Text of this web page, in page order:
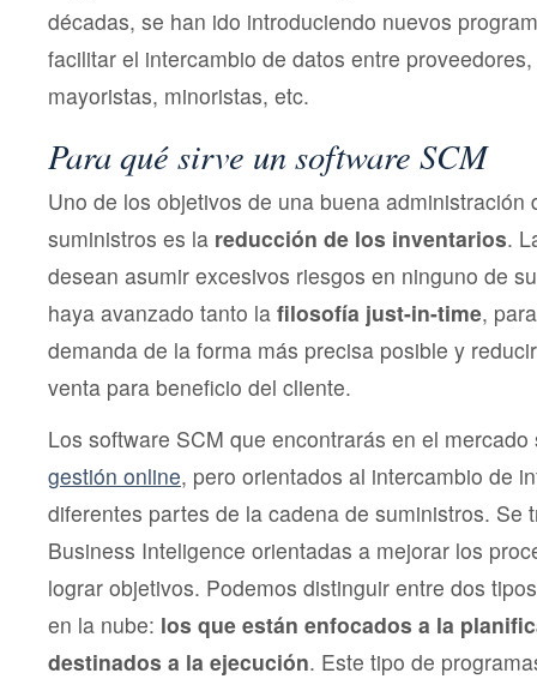
décadas, se han ido introduciendo nuevos
facilitar el intercambio de datos entre
mayoristas, minoristas, etc.
Para qué sirve un software SCM
Uno de los objetivos de una buena administración
suministros es la reducción de los inventarios.
desean asumir excesivos riesgos en ninguno de
haya avanzado tanto la filosofía just-in-time,
demanda de la forma más precisa posible y
venta para beneficio del cliente.
Los software SCM que encontrarás en el
gestión online, pero orientados al intercambio de
diferentes partes de la cadena de suministros. Se
Business Inteligence orientadas a mejorar los
lograr objetivos. Podemos distinguir entre dos
en la nube: los que están enfocados a la
destinados a la ejecución. Este tipo de